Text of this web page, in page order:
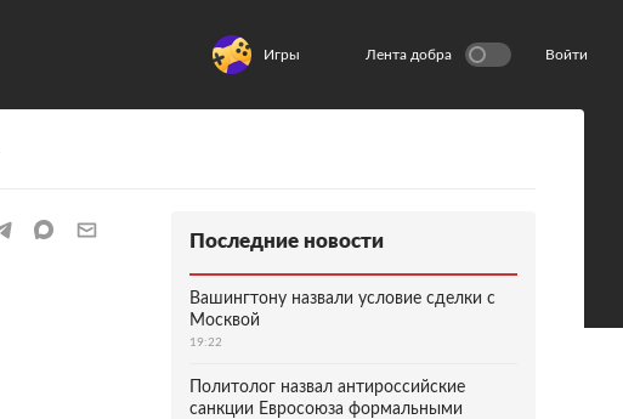
Игры Лента добра Войти
Последние новости
Вашингтону назвали условие сделки с
Москвой
19:22
Политолог назвал антироссийские
санкции Евросоюза формальными